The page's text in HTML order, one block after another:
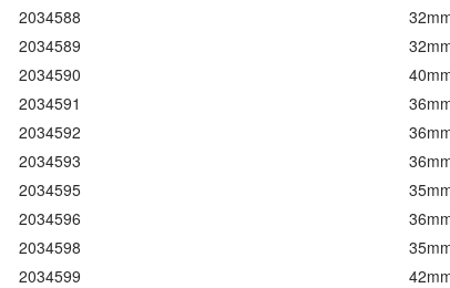
2034588
2034589
2034590
2034591
2034592
2034593
2034595
2034596
2034598
2034599